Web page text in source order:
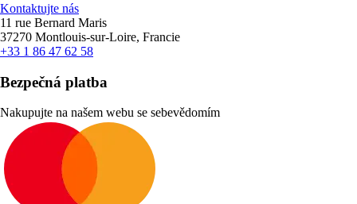
Kontaktujte nás
11 rue Bernard Maris
37270 Montlouis-sur-Loire, Francie
+33 1 86 47 62 58
Bezpečná platba
Nakupujte na našem webu se sebevědomím